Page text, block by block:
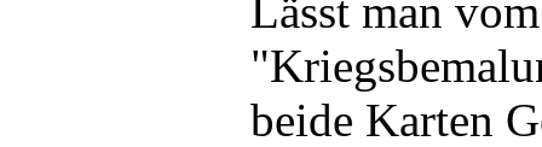
Lässt man
beide Karten